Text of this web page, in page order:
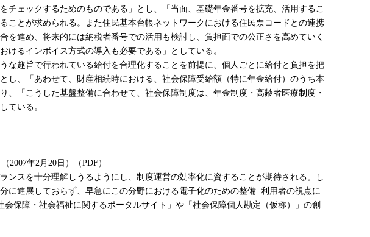
ェックするためのものである」とし、「当面、基礎年金番号を拡充、活用するこ
とが求められる。また住民基本台帳ネットワークにおける住民票コードとの連携
進め、将来的には納税者番号での活用も検討し、負担面での公正さを高めていく
るインボイス方式の導入も必要である」としている。
趣旨で行われている給付を合理化することを前提に、個人ごとに給付と負担を把
、「あわせて、財産相続時における、社会保障受給額（特に年金給付）のうち本
「こうした基盤整備に合わせて、社会保障制度は、年金制度・高齢者医療制度・
ている。
2007年2月20日）（PDF）
スを十分理解しうるようにし、制度運営の効率化に資することが期待される。し
進展しておらず、早急にこの分野における電子化のための整備−利用者の視点に
保障・社会福祉に関するポータルサイト」や「社会保障個人勘定（仮称）」の創